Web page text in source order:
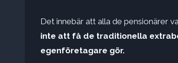
Det innebär att alla de pensionärer
inte att få de traditionella
egenföretagare gör.